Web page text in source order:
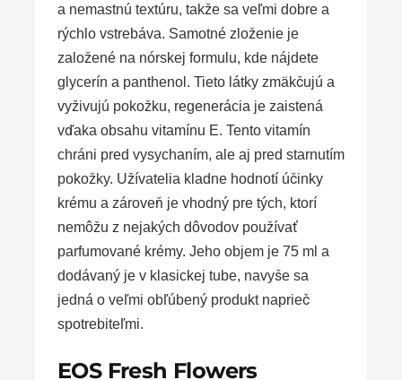
a nemastnú textúru, takže sa veľmi dobre a
rýchlo vstrebáva. Samotné zloženie je
založené na nórskej formulu, kde nájdete
glycerín a panthenol. Tieto látky zmäkčujú a
vyživujú pokožku, regenerácia je zaistená
vďaka obsahu vitamínu E. Tento vitamín
chráni pred vysychaním, ale aj pred starnutím
pokožky. Užívatelia kladne hodnotí účinky
krému a zároveň je vhodný pre tých, ktorí
nemôžu z nejakých dôvodov používať
parfumované krémy. Jeho objem je 75 ml a
dodávaný je v klasickej tube, navyše sa
jedná o veľmi obľúbený produkt naprieč
spotrebiteľmi.
EOS Fresh Flowers